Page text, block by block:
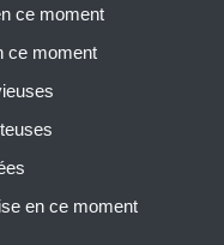
ce moment
ce moment
en ce moment